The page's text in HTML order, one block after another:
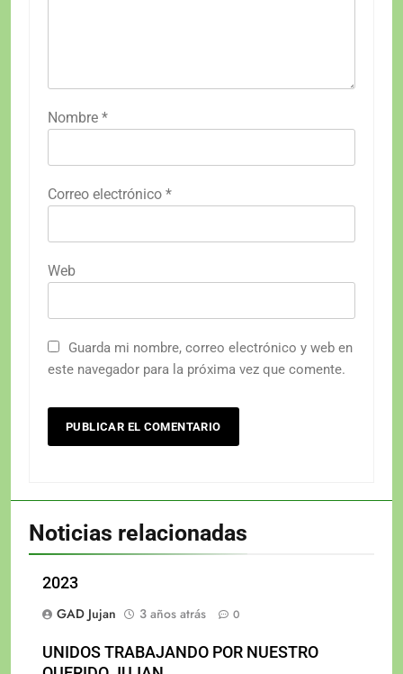
Nombre *
Correo electrónico *
Web
Guarda mi nombre, correo electrónico y web en
este navegador para la próxima vez que comente.
Noticias relacionadas
2023
GAD Jujan
3 años atrás 0
UNIDOS TRABAJANDO POR NUESTRO